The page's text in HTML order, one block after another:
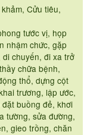
Cửu tiêu,
tước vị, họp
nhậm chức, gặp
chuyến, đi xa trở
chữa bệnh,
thổ, dựng cột
trương, lập ước,
buồng đẻ, khơi
tường, sửa đường,
gieo trồng, chăn